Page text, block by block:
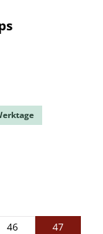
46
47